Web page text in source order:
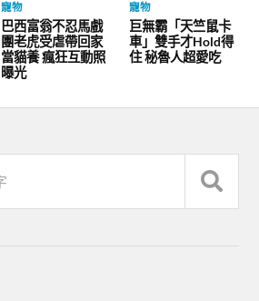
寵物
巴西富翁不忍馬戲
團老虎受虐帶回家
當貓養 瘋狂互動照
曝光
寵物
巨無霸「天竺鼠卡
車」雙手才Hold得
住 秘魯人超愛吃